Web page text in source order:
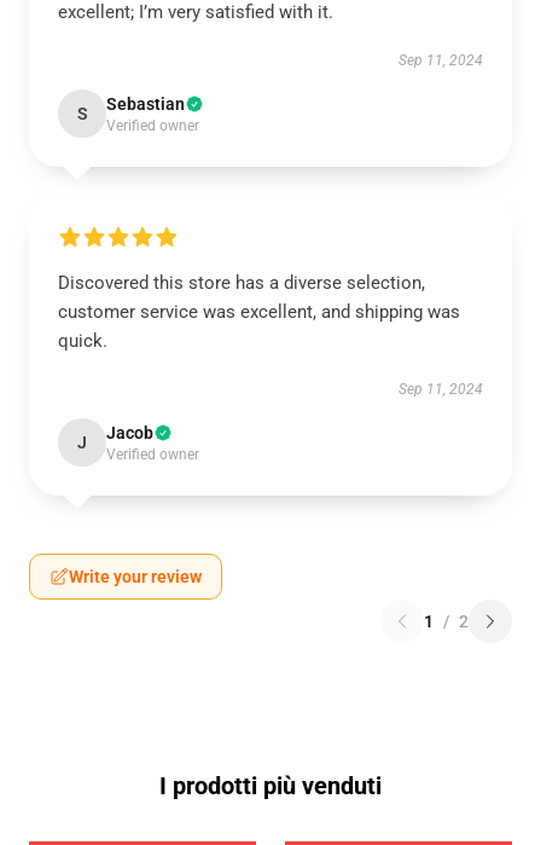
excellent; I’m very satisfied with it.
Sep 11, 2024
S Sebastian
Verified owner
Discovered this store has a diverse selection,
customer service was excellent, and shipping was
quick.
Sep 11, 2024
J Jacob
Verified owner
Write your review
1 / 2
I prodotti più venduti